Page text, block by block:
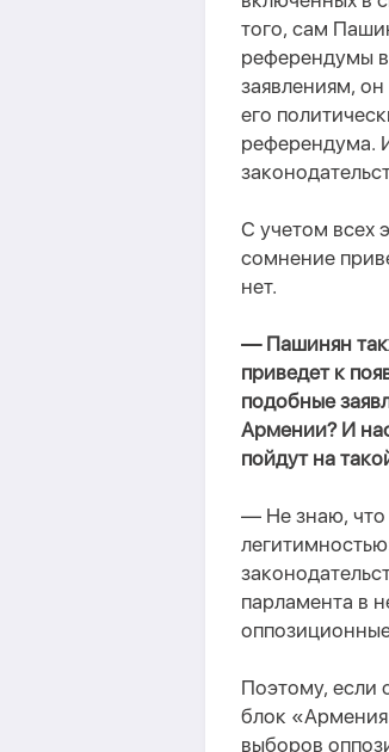
того, сам
референдумы
заявлениям,
его
референдума.
С учетом всех
сомнение
нет.
— Пашинян
приведет к
подобные
Армении? И
пойдут на
— Не знаю, что
парламента в
Поэтому, если
блок
выборов